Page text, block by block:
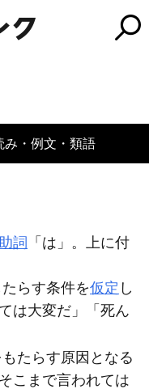
み・例文・類語
詞
「は」。上に付
たらす条件を仮定 し
ては大変だ」「死ん
たらす原因となる
こまで言われては